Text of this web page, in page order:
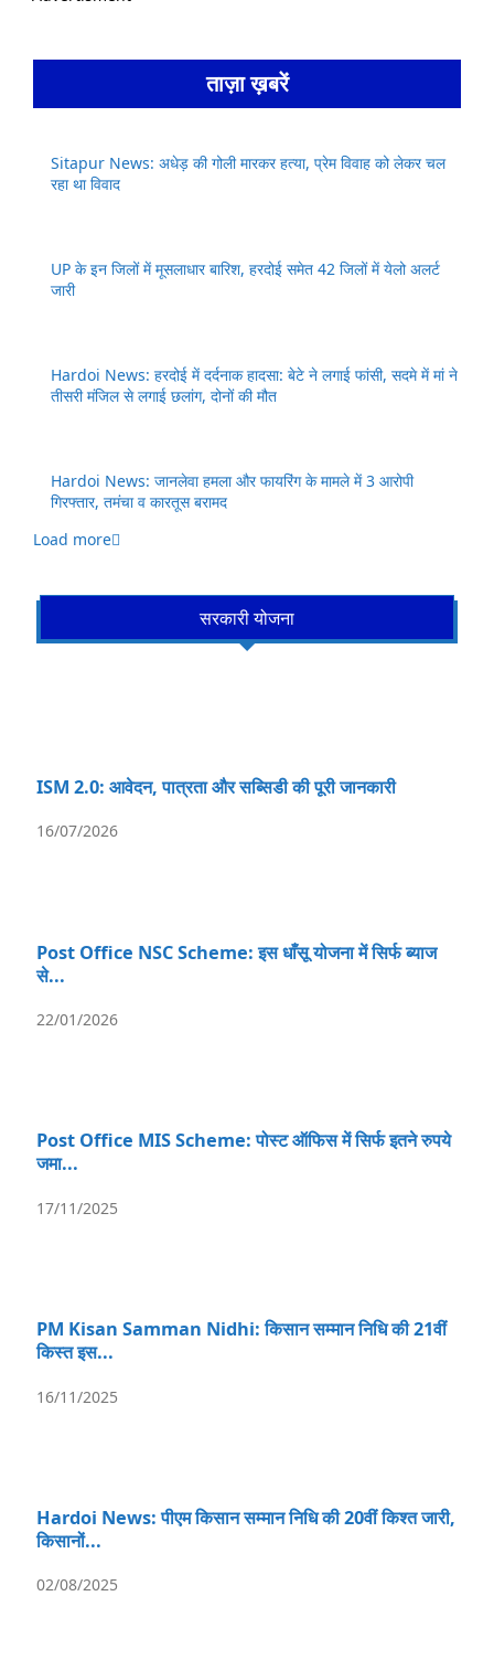
ताज़ा ख़बरें
Sitapur News: अधेड़ की गोली मारकर हत्या, प्रेम विवाह को लेकर चल
रहा था विवाद
UP के इन जिलों में मूसलाधार बारिश, हरदोई समेत 42 जिलों में येलो अलर्ट
जारी
Hardoi News: हरदोई में दर्दनाक हादसा: बेटे ने लगाई फांसी, सदमे में मां ने
तीसरी मंजिल से लगाई छलांग, दोनों की मौत
Hardoi News: जानलेवा हमला और फायरिंग के मामले में 3 आरोपी
गिरफ्तार, तमंचा व कारतूस बरामद
Load more
सरकारी योजना
ISM 2.0: आवेदन, पात्रता और सब्सिडी की पूरी जानकारी
16/07/2026
Post Office NSC Scheme: इस धाँसू योजना में सिर्फ ब्याज
से...
22/01/2026
Post Office MIS Scheme: पोस्ट ऑफिस में सिर्फ इतने रुपये
जमा...
17/11/2025
PM Kisan Samman Nidhi: किसान सम्मान निधि की 21वीं
किस्त इस...
16/11/2025
Hardoi News: पीएम किसान सम्मान निधि की 20वीं किश्त जारी,
किसानों...
02/08/2025